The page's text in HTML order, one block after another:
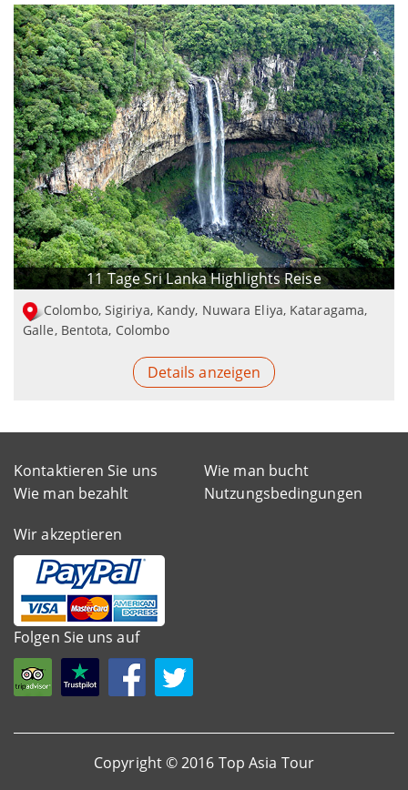
11 Tage Sri Lanka Highlights Reise
Colombo, Sigiriya, Kandy, Nuwara Eliya, Kataragama,
Galle, Bentota, Colombo
Details anzeigen
Kontaktieren Sie uns
Wie man bucht
Wie man bezahlt
Nutzungsbedingungen
Wir akzeptieren
Folgen Sie uns auf
Copyright © 2016 Top Asia Tour